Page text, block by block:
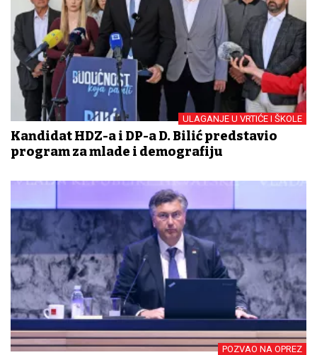
ULAGANJE U VRTIĆE I ŠKOLE
Kandidat HDZ-a i DP-a D. Bilić predstavio
program za mlade i demografiju
POZVAO NA OPREZ